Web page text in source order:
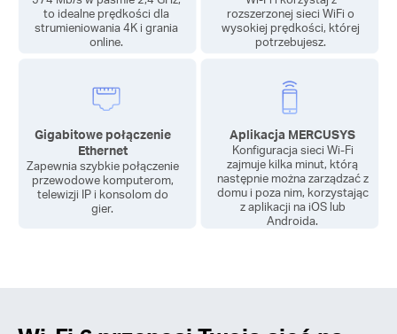
to idealne prędkości dla
strumieniowania 4K i grania
online.
rozszerzonej sieci WiFi o
wysokiej prędkości, której
potrzebujesz.
Gigabitowe połączenie
Ethernet
Zapewnia szybkie połączenie
przewodowe komputerom,
telewizji IP i konsolom do
gier.
Aplikacja MERCUSYS
Konfiguracja sieci Wi-Fi
zajmuje kilka minut, którą
następnie można zarządzać z
domu i poza nim, korzystając
z aplikacji na iOS lub
Androida.